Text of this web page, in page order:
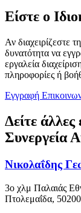
Είστε ο
Αν διαχειρίζεστε
δυνατότητα να
εργαλεία
πληροφορίες ή
Εγγραφή
Δείτε άλλες
Συνεργεία
Νικολαΐδης
3ο χλμ Παλαιάς
Πτολεμαΐδα, 50200